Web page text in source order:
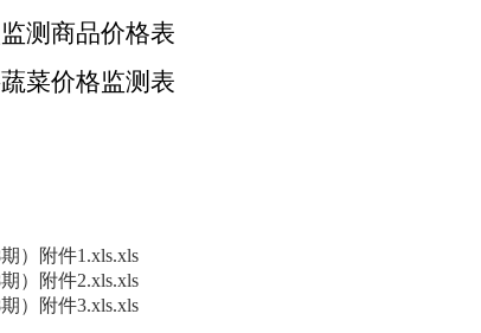
测商品价格表
菜价格监测表
）附件1.xls.xls
）附件2.xls.xls
）附件3.xls.xls